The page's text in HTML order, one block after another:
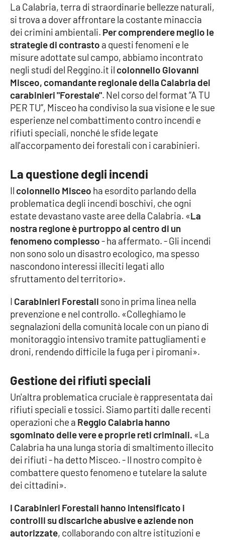
VIDEO
Ambiente
Cronaca
Cultura
Economia e Lavoro
Sanità
Società
Sport
RUBRICHE
Good Morning Vietnam
Parchi Marini Calabria
Leggendo Alvaro insieme
Imprese Di Calabria
Le perfidie di Antonella Grippo
Venti di comunicazione
STREAMING
LaC TV
LaC Network
La Calabria, terra di straordinarie bellezze naturali,
si trova a dover affrontare la costante minaccia
dei crimini ambientali. Per comprendere meglio le
strategie di contrasto a questi fenomeni e le
misure adottate sul campo, abbiamo incontrato
negli studi del Reggino.it il colonnello Giovanni
Misceo, comandante regionale della Calabria dei
carabinieri "Forestale". Nel corso del format “A TU
PER TU”, Misceo ha condiviso la sua visione e le sue
esperienze nel combattimento contro incendi e
rifiuti speciali, nonché le sfide legate
all'accorpamento dei forestali con i carabinieri.
La questione degli incendi
Il colonnello Misceo ha esordito parlando della
problematica degli incendi boschivi, che ogni
estate devastano vaste aree della Calabria. «La
nostra regione è purtroppo al centro di un
fenomeno complesso- ha affermato. - Gli incendi
non sono solo un disastro ecologico, ma spesso
nascondono interessi illeciti legati allo
sfruttamento del territorio».
I Carabinieri Forestali sono in prima linea nella
prevenzione e nel controllo. «Colleghiamo le
segnalazioni della comunità locale con un piano di
monitoraggio intensivo tramite pattugliamenti e
droni, rendendo difficile la fuga per i piromani».
Gestione dei rifiuti speciali
Un'altra problematica cruciale è rappresentata dai
rifiuti speciali e tossici. Siamo partiti dalle recenti
operazioni che a Reggio Calabria hanno
sgominato delle vere e proprie reti criminali. «La
Calabria ha una lunga storia di smaltimento illecito
dei rifiuti - ha detto Misceo. - Il nostro compito è
combattere questo fenomeno e tutelare la salute
dei cittadini».
I Carabinieri Forestali hanno intensificato i
controlli su discariche abusive e aziende non
autorizzate, collaborando con altre istituzioni e